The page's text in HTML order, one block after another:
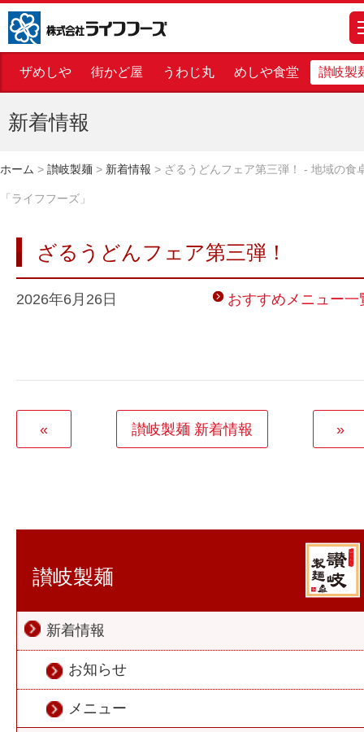
株式会社ライフフーズ
ザめしや 街かど屋 うわじ丸 めしや食堂 讃岐製
新着情報
ホーム > 讃岐製麺 > 新着情報 > ざるうどんフェア第三弾！ - 地域の食
「ライフフーズ」
ざるうどんフェア第三弾！
2026年6月26日 おすすめメニュー一
« 讃岐製麺 新着情報 »
讃岐製麺
新着情報
お知らせ
メニュー